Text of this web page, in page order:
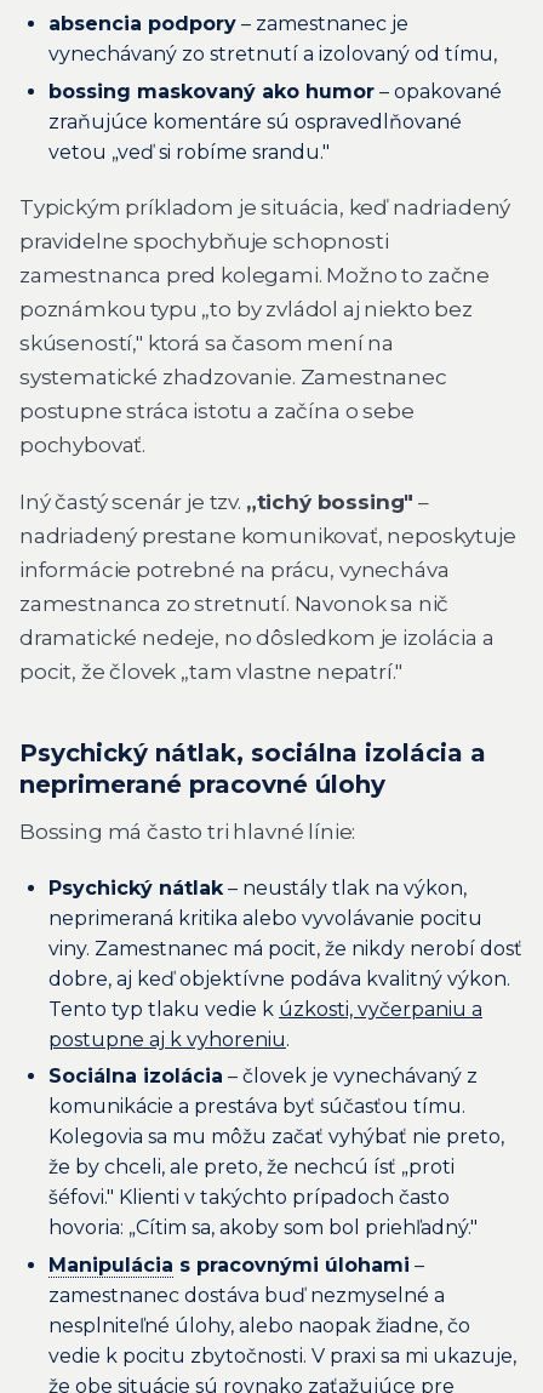
absencia podpory – zamestnanec je
vynechávaný zo stretnutí a izolovaný od tímu,
bossing maskovaný ako humor – opakované
zraňujúce komentáre sú ospravedlňované
vetou „veď si robíme srandu."
Typickým príkladom je situácia, keď nadriadený
pravidelne spochybňuje schopnosti
zamestnanca pred kolegami. Možno to začne
poznámkou typu „to by zvládol aj niekto bez
skúseností," ktorá sa časom mení na
systematické zhadzovanie. Zamestnanec
postupne stráca istotu a začína o sebe
pochybovať.
Iný častý scenár je tzv. „tichý bossing" –
nadriadený prestane komunikovať, neposkytuje
informácie potrebné na prácu, vynecháva
zamestnanca zo stretnutí. Navonok sa nič
dramatické nedeje, no dôsledkom je izolácia a
pocit, že človek „tam vlastne nepatrí."
Psychický nátlak, sociálna izolácia a
neprimerané pracovné úlohy
Bossing má často tri hlavné línie:
Psychický nátlak– neustály tlak na výkon,
neprimeraná kritika alebo vyvolávanie pocitu
viny. Zamestnanec má pocit, že nikdy nerobí dosť
dobre, aj keď objektívne podáva kvalitný výkon.
Tento typ tlaku vedie k úzkosti, vyčerpaniu a
postupne aj k vyhoreniu.
Sociálna izolácia – človek je vynechávaný z
komunikácie a prestáva byť súčasťou tímu.
Kolegovia sa mu môžu začať vyhýbať nie preto,
že by chceli, ale preto, že nechcú ísť „proti
šéfovi." Klienti v takýchto prípadoch často
hovoria: „Cítim sa, akoby som bol priehľadný."
Manipulácia s pracovnými úlohami –
zamestnanec dostáva buď nezmyselné a
nesplniteľné úlohy, alebo naopak žiadne, čo
vedie k pocitu zbytočnosti. V praxi sa mi ukazuje,
že obe situácie sú rovnako zaťažujúce pre